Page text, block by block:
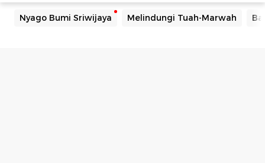
Nyago Bumi Sriwijaya Melindungi Tuah-Marwah